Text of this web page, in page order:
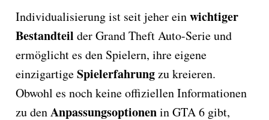
Individualisierung ist seit jeher einwichtiger
Bestandteil der Grand Theft Auto-Serie und
ermöglicht es den Spielern, ihre eigene
einzigartigeSpielerfahrungzu kreieren.
Obwohl es noch keine offiziellen Informationen
zu denAnpassungsoptionenin GTA 6 gibt,